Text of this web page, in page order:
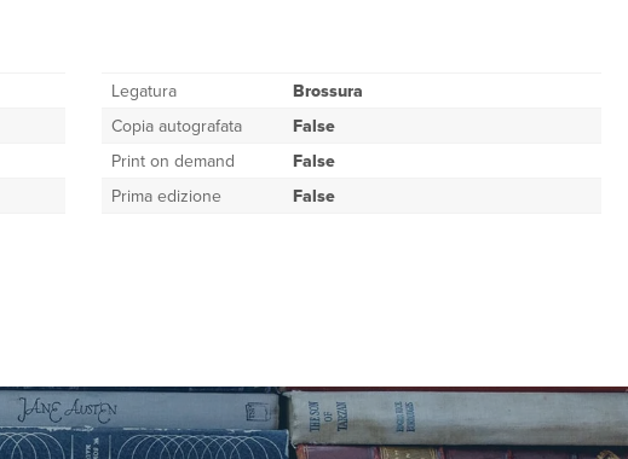
Legatura
Brossura
Copia autografata
False
Print on demand
False
Prima edizione
False